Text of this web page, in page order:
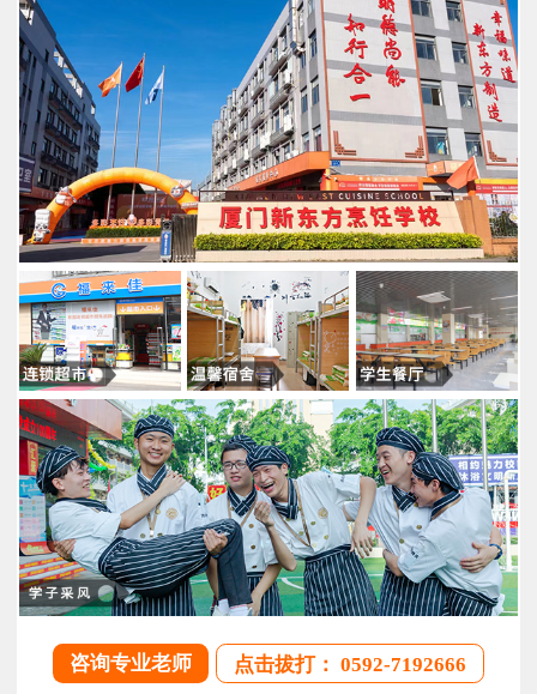
咨询专业老师 点击拔打： 0592-7192666